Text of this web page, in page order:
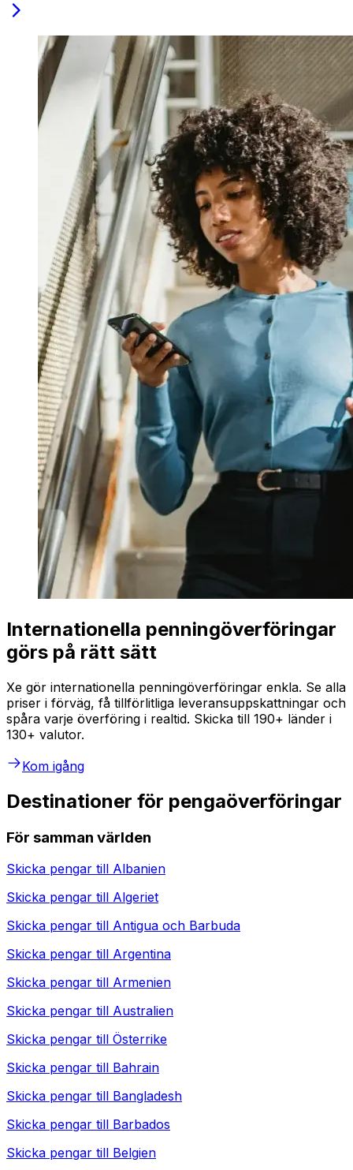
Internationella penningöverföringar
görs på rätt sätt
Xe gör internationella penningöverföringar enkla. Se alla
priser i förväg, få tillförlitliga leveransuppskattningar och
spåra varje överföring i realtid. Skicka till 190+ länder i
130+ valutor.
Kom igång
Destinationer för pengaöverföringar
För samman världen
Skicka pengar till Albanien
Skicka pengar till Algeriet
Skicka pengar till Antigua och Barbuda
Skicka pengar till Argentina
Skicka pengar till Armenien
Skicka pengar till Australien
Skicka pengar till Österrike
Skicka pengar till Bahrain
Skicka pengar till Bangladesh
Skicka pengar till Barbados
Skicka pengar till Belgien